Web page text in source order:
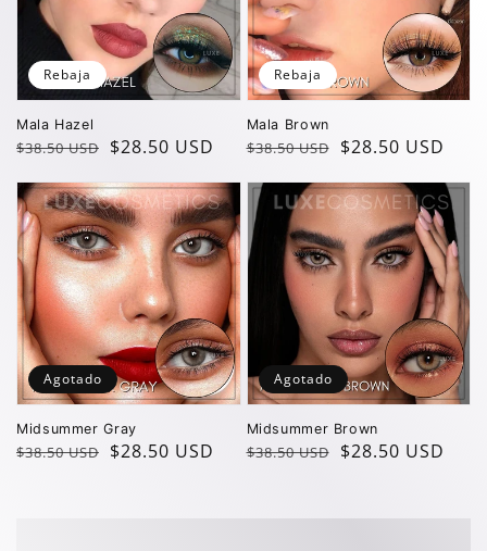
Mala Hazel
Precio
$38.50 USD
Precio
oferta
$28.50 USD
Rebaja
Mala Brown
Precio
$38.50 USD
Precio
oferta
$28.50 USD
Rebaja
Midsummer Gray
Precio
$38.50 USD
Precio
$28.50 USD
Agotado
Midsummer Brown
Precio
$38.50 USD
Precio
$28.50 USD
Agotado